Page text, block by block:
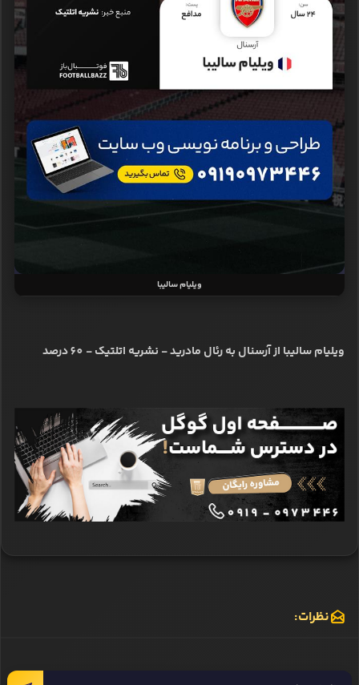
ویلیام سالیبا
ویلیام سالیبا از آرسنال به رئال مادرید - نشریه اتلتیک - 60 درصد
نظرات: